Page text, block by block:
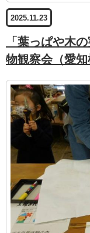
2025.11.23
「葉っぱや木
物観察会（愛